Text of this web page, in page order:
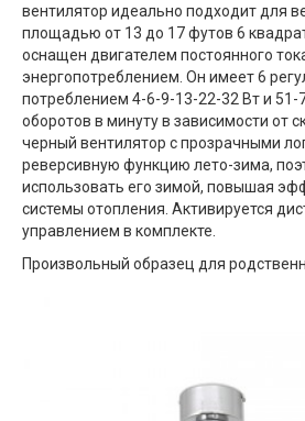
вентилятор идеально подходит для
площадью от 13 до 17 футов 6
оснащен двигателем постоянного
энергопотреблением. Он имеет 6
потреблением 4-6-9-13-22-32 Вт и 51-
оборотов в минуту в зависимости от
черный вентилятор с прозрачными
реверсивную функцию лето-зима,
использовать его зимой, повышая
системы отопления. Активируется
управлением в комплекте.
Произвольный образец для